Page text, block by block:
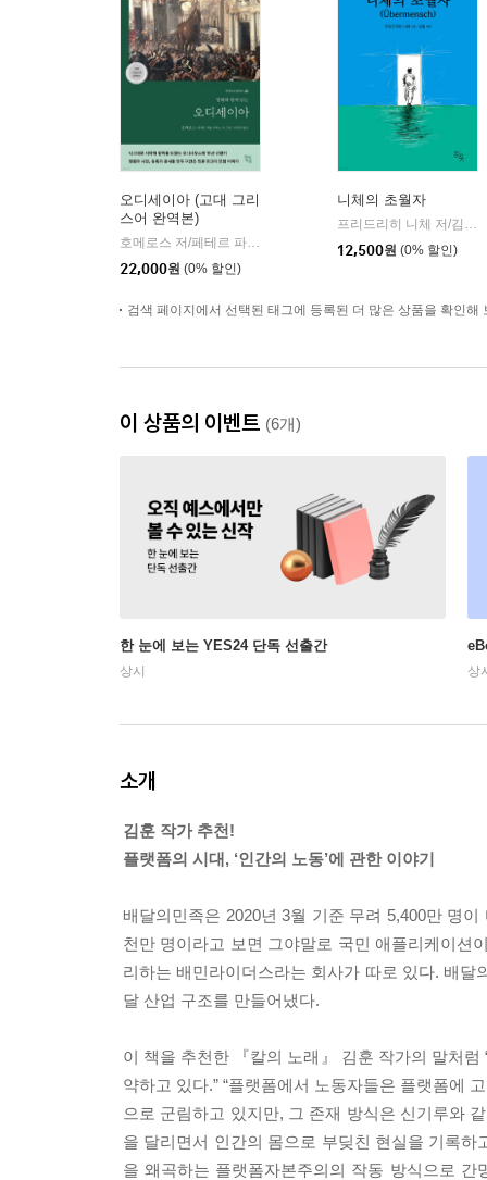
오디세이아 (고대 그리
스어 완역본)
| 현대지성
22,000원 (0% 할인)
니체의 초월자
12,500원 (0% 할인)
검색 페이지에서 선택된 태그에 등록된 더 많은 상품을 확인해
이 상품의 이벤트 (6개)
한 눈에 보는 YES24 단독 선출간
상시 상
소개
김훈 작가 추천!
플랫폼의 시대, ‘인간의 노동’에 관한 이야기
배달의민족은 2020년 3월 기준 무려 5,400만 명
천만 명이라고 보면 그야말로 국민 애플리케이션
리하는 배민라이더스라는 회사가 따로 있다. 배
달 산업 구조를 만들어냈다.
이 책을 추천한 『칼의 노래』 김훈 작가의 말처
약하고 있다.” “플랫폼에서 노동자들은 플랫폼에
으로 군림하고 있지만, 그 존재 방식은 신기루와
을 달리면서 인간의 몸으로 부딪친 현실을 기록하
을 왜곡하는 플랫폼자본주의의 작동 방식으로 간